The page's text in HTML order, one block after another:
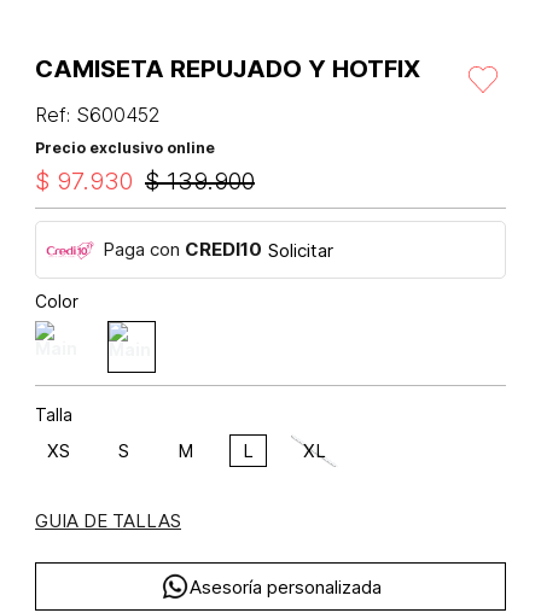
CAMISETA REPUJADO Y HOTFIX
Ref: S600452
Precio exclusivo online
$ 139.900
$ 97.930
Paga con CREDI10 Solicitar
Color
Talla
XS S M L XL
GUIA DE TALLAS
Asesoría personalizada